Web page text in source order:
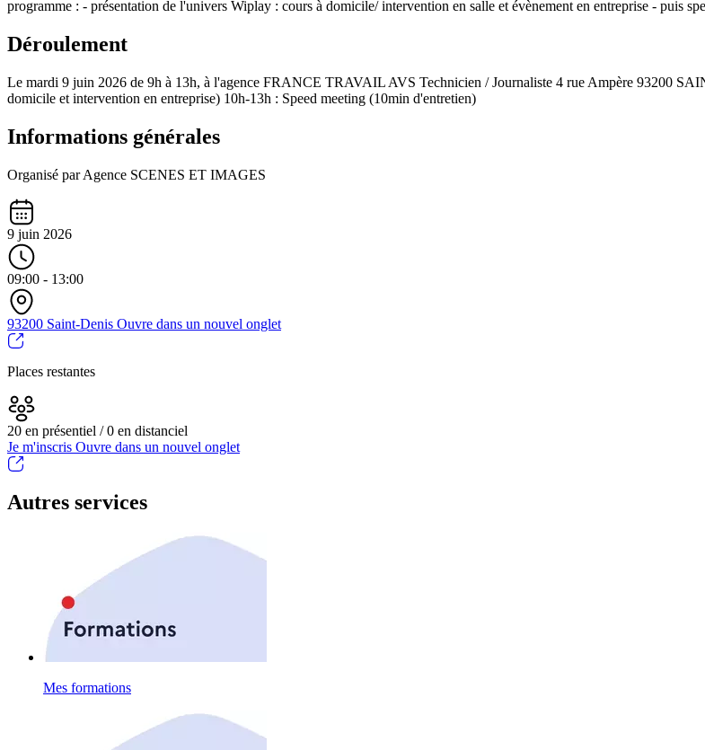
programme : - présentation de l'univers Wiplay : cours à domicile/ intervention en salle et évènement en entreprise -
Déroulement
Le mardi 9 juin 2026 de 9h à 13h, à l'agence FRANCE TRAVAIL AVS Technicien / Journaliste 4 rue Ampère 93200
domicile et intervention en entreprise) 10h-13h : Speed meeting (10min d'entretien)
Informations générales
Organisé par Agence SCENES ET IMAGES
9 juin 2026
09:00 - 13:00
93200 Saint-Denis Ouvre dans un nouvel onglet
Places restantes
20 en présentiel / 0 en distanciel
Je m'inscris Ouvre dans un nouvel onglet
Autres services
Mes formations